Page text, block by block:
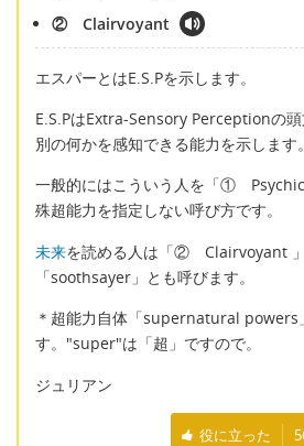
② Clairvoyant
エスパーとはE.S.Pを示します。
E.S.PはExtra-Sensory Perceptionの頭
別の何かを感知できる能力を示します
一般的にはこういう人を「①
殊超能力を指定しない呼び方です。
未来を読める人は「② Clairvoyant 」
「soothsayer」とも呼びます。
＊超能力自体「supernatural powers
す。"super"は「超」ですので。
ジュリアン
役に立った